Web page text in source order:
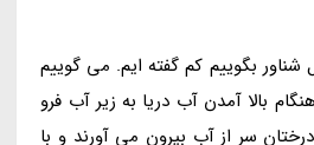
شناور بگوییم کم گفته ایم. می گوییم
بالا آمدن آب دریا به زیر آب فرو
سر از آب بیرون می آورند و با